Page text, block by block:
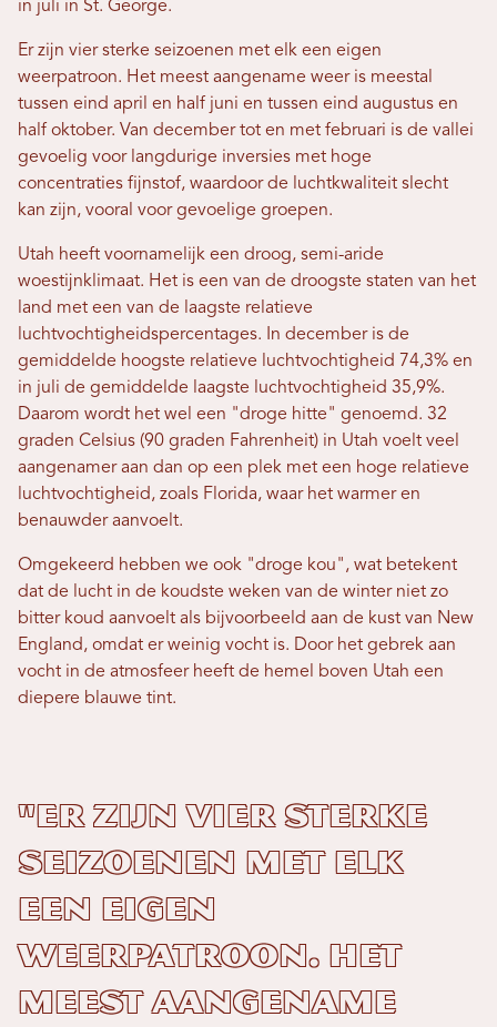
in juli in St. George.
Er zijn vier sterke seizoenen met elk een eigen
weerpatroon. Het meest aangename weer is meestal
tussen eind april en half juni en tussen eind augustus en
half oktober. Van december tot en met februari is de vallei
gevoelig voor langdurige inversies met hoge
concentraties fijnstof, waardoor de luchtkwaliteit slecht
kan zijn, vooral voor gevoelige groepen.
Utah heeft voornamelijk een droog, semi-aride
woestijnklimaat. Het is een van de droogste staten van het
land met een van de laagste relatieve
luchtvochtigheidspercentages. In december is de
gemiddelde hoogste relatieve luchtvochtigheid 74,3% en
in juli de gemiddelde laagste luchtvochtigheid 35,9%.
Daarom wordt het wel een "droge hitte" genoemd. 32
graden Celsius (90 graden Fahrenheit) in Utah voelt veel
aangenamer aan dan op een plek met een hoge relatieve
luchtvochtigheid, zoals Florida, waar het warmer en
benauwder aanvoelt.
Omgekeerd hebben we ook "droge kou", wat betekent
dat de lucht in de koudste weken van de winter niet zo
bitter koud aanvoelt als bijvoorbeeld aan de kust van New
England, omdat er weinig vocht is. Door het gebrek aan
vocht in de atmosfeer heeft de hemel boven Utah een
diepere blauwe tint.
"Er zijn vier sterke
seizoenen met elk
een eigen
weerpatroon. Het
meest aangename